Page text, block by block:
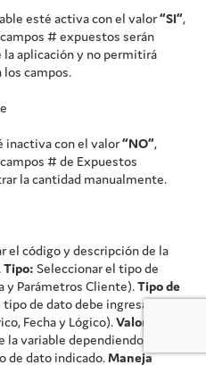
esté activa con el valor“SI”,
# expuestos serán
la aplicación y no permitirá
campos.
inactiva con el valor“NO”,
# de Expuestos
la cantidad manualmente.
el código y descripción de la
Tipo: Seleccionar el tipo de
y Parámetros Cliente).Tipo de
tipo de dato debe ingresar
Fecha y Lógico).Valor:
variable dependiendo la
de dato indicado.Maneja